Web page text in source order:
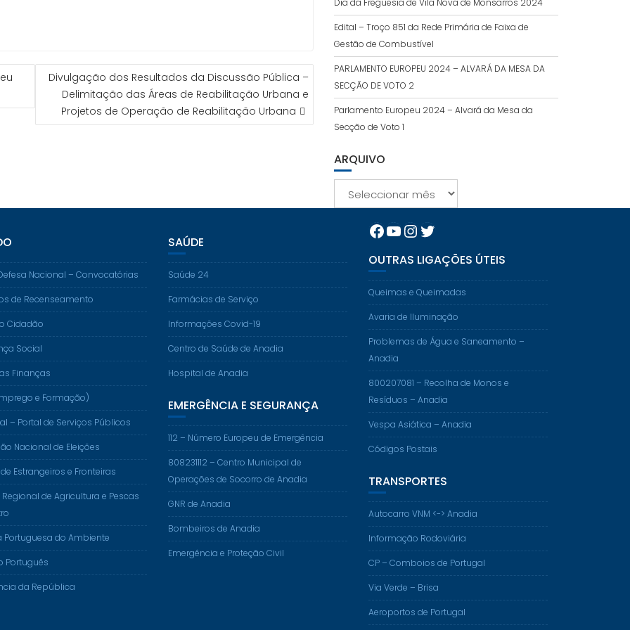
Divulgação dos Resultados da Discussão Pública –
Delimitação das Áreas de Reabilitação Urbana e
Projetos de Operação de Reabilitação Urbana
Dia da Freguesia de Vila Nova de Monsarros 2024
Edital – Troço 851 da Rede Primária de Faixa de
Gestão de Combustível
PARLAMENTO EUROPEU 2024 – ALVARÁ DA MESA DA
SECÇÃO DE VOTO 2
Parlamento Europeu 2024 – Alvará da Mesa da
Secção de Voto 1
ARQUIVO
Nacional – Convocatórias
de Recenseamento
Cidadão
Social
Finanças
e Formação)
– Portal de Serviços Públicos
Nacional de Eleições
Estrangeiros e Fronteiras
Regional de Agricultura e Pescas
Portuguesa do Ambiente
Português
da República
SAÚDE
Saúde 24
Farmácias de Serviço
Informações Covid-19
Centro de Saúde de Anadia
Hospital de Anadia
EMERGÊNCIA E SEGURANÇA
112 – Número Europeu de Emergência
808231112 – Centro Municipal de
Operações de Socorro de Anadia
GNR de Anadia
Bombeiros de Anadia
Emergência e Proteção Civil
Facebook
YouTube
Instagram
Twitter
OUTRAS LIGAÇÕES ÚTEIS
Queimas e Queimadas
Avaria de Iluminação
Problemas de Água e Saneamento –
Anadia
800207081 – Recolha de Monos e
Resíduos – Anadia
Vespa Asiática – Anadia
Códigos Postais
TRANSPORTES
Autocarro VNM <-> Anadia
Informação Rodoviária
CP – Comboios de Portugal
Via Verde – Brisa
Aeroportos de Portugal